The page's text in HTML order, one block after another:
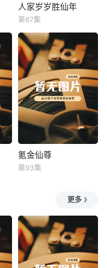
人家岁岁胜仙年
人家岁岁胜仙年
第67集
氪金仙尊
氪金仙尊
第93集
更多